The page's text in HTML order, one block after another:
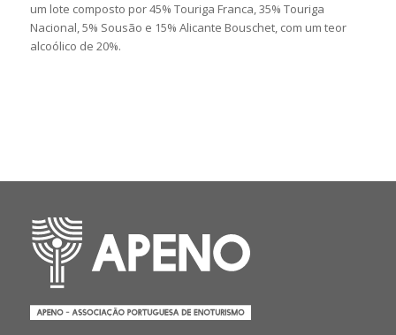
um lote composto por 45% Touriga Franca, 35% Touriga
Nacional, 5% Sousão e 15% Alicante Bouschet, com um teor
alcoólico de 20%.